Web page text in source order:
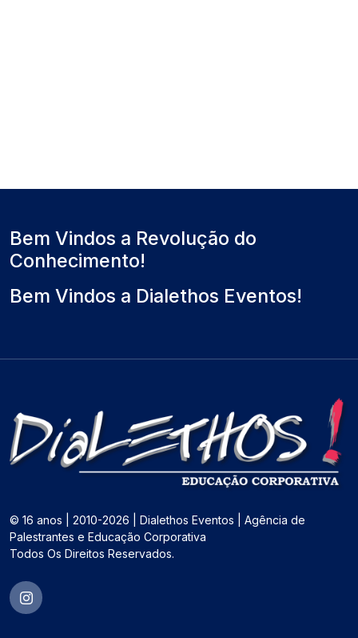
Bem Vindos a Revolução do
Conhecimento!
Bem Vindos a Dialethos Eventos!
© 16 anos | 2010-2026 | Dialethos Eventos | Agência de
Palestrantes e Educação Corporativa
Todos Os Direitos Reservados.